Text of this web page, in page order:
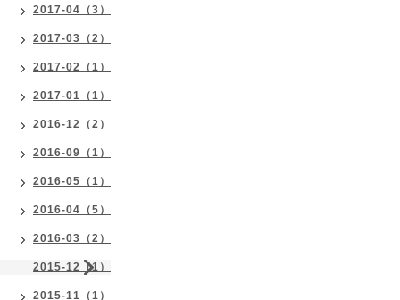
2017-04（3）
2017-03（2）
2017-02（1）
2017-01（1）
2016-12（2）
2016-09（1）
2016-05（1）
2016-04（5）
2016-03（2）
2015-12（1）
2015-11（1）